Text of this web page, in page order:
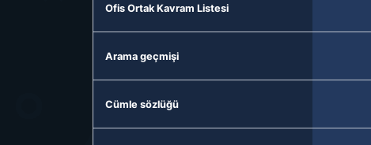
Ofis Ortak Kavram Listesi
Arama geçmişi
Cümle sözlüğü